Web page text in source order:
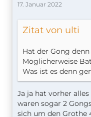
17. Januar 2022
Zitat von ulti
Hat der Gong
Möglicherweise
Was ist es denn
Ja ja hat vorher
waren sogar 2
sich um den Grothe